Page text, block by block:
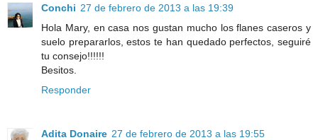
Conchi 27 de febrero de 2013 a las 19:39
Hola Mary, en casa nos gustan mucho los flanes caseros y
suelo prepararlos, estos te han quedado perfectos, seguiré
tu consejo!!!!!!
Besitos.
Responder
Adita Donaire 27 de febrero de 2013 a las 19:55